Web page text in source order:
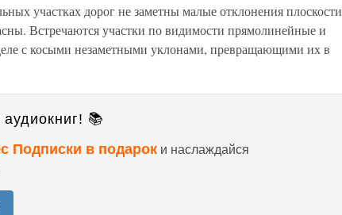
участках дорог не заметны малые отклонения плоскости
Встречаются участки по видимости прямолинейные и
с косыми незаметными уклонами, превращающими их в
📚
Подписки в подарок и наслаждайся